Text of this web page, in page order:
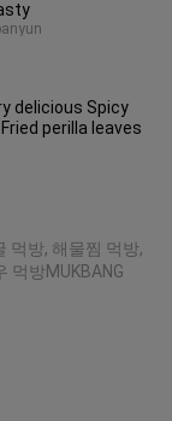
delicious Spicy
perilla leaves
먹방, 해물찜 먹방,
먹방MUKBANG